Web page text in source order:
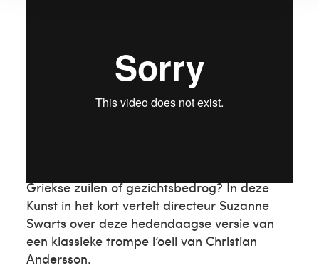
Griekse zuilen of gezichtsbedrog? In deze
Kunst in het kort vertelt directeur Suzanne
Swarts over deze hedendaagse versie van
een klassieke trompe l’oeil van Christian
Andersson.